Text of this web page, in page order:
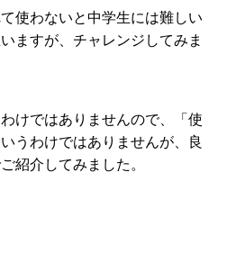
使わないと中学生には難しい
ますが、チャレンジしてみま
けではありませんので、「使
うわけではありませんが、良
紹介してみました。